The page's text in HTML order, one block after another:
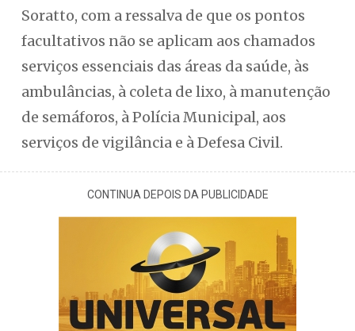
Soratto, com a ressalva de que os pontos
facultativos não se aplicam aos chamados
serviços essenciais das áreas da saúde, às
ambulâncias, à coleta de lixo, à manutenção
de semáforos, à Polícia Municipal, aos
serviços de vigilância e à Defesa Civil.
CONTINUA DEPOIS DA PUBLICIDADE